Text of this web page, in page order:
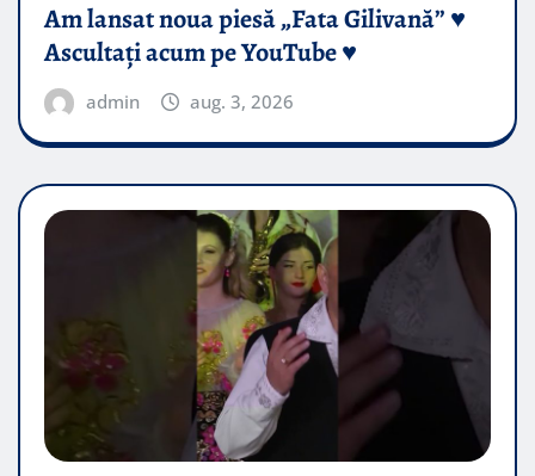
Am lansat noua piesă „Fata Gilivană” ♥️
Ascultați acum pe YouTube ♥️
admin aug. 3, 2026